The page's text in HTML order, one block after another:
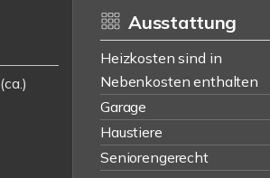
(ca.)
Ausstattung
Heizkosten sind in
Nebenkosten enthalten
Garage
Haustiere
Seniorengerecht